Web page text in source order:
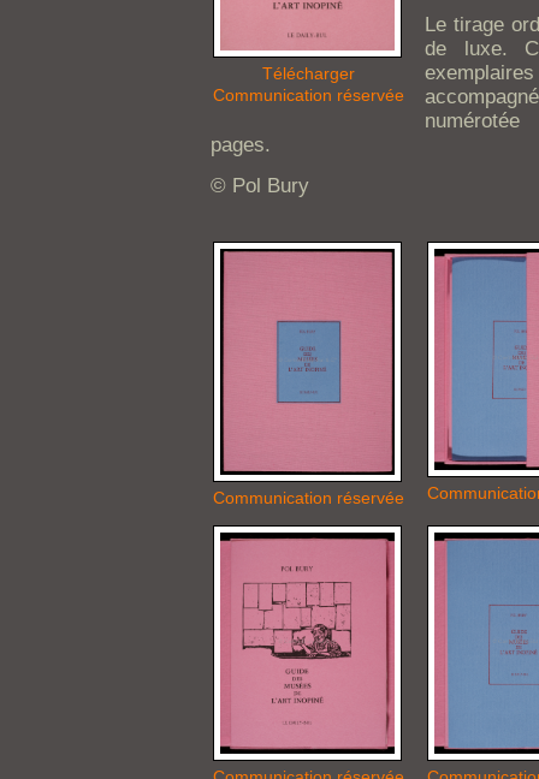
Télécharger
Communication réservée
Le tirage
de luxe.
pages.
© Pol Bury
Communication réservée